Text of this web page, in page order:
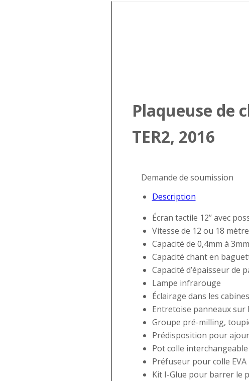
Plaqueuse de
TER2, 2016
Demande de soumission
Description
Écran tactile 12’’ avec
Vitesse de 12 ou 18
Capacité de 0,4mm à
Capacité chant en
Capacité d’épaisseur de
Lampe infrarouge
Éclairage dans les cabines
Entretoise panneaux sur
Groupe pré-milling,
Prédisposition pour
Pot colle interchangeable
Préfuseur pour colle EVA
Kit I-Glue pour barrer le